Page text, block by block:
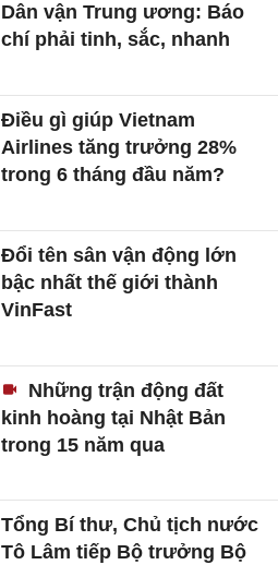
Dân vận Trung ương: Báo
chí phải tinh, sắc, nhanh
Điều gì giúp Vietnam
Airlines tăng trưởng 28%
trong 6 tháng đầu năm?
Đổi tên sân vận động lớn
bậc nhất thế giới thành
VinFast
Những trận động đất
kinh hoàng tại Nhật Bản
trong 15 năm qua
Tổng Bí thư, Chủ tịch nước
Tô Lâm tiếp Bộ trưởng Bộ